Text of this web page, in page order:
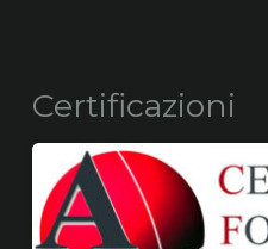
Certificazioni